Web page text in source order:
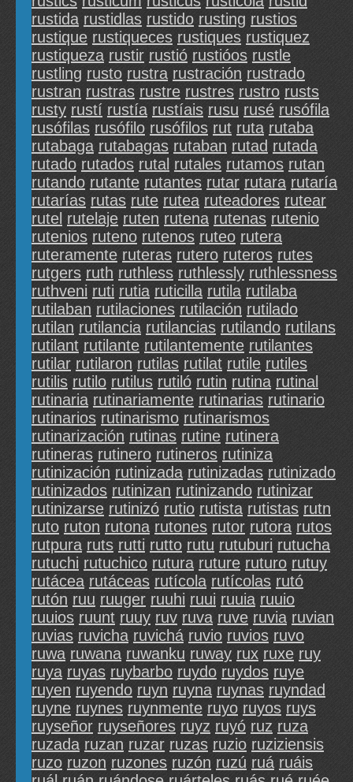
rustida rustidlas rustido rusting rustios
rustique rustiqueces rustiques rustiquez
rustiqueza rustir rustió rustióos rustle
rustling rusto rustra rustración rustrado
rustran rustras rustre rustres rustro rusts
rusty rustí rustía rustíais rusu rusé rusófila
rusófilas rusófilo rusófilos rut ruta rutaba
rutabaga rutabagas rutaban rutad rutada
rutado rutados rutal rutales rutamos rutan
rutando rutante rutantes rutar rutara rutaría
rutarías rutas rute rutea ruteadores rutear
rutel rutelaje ruten rutena rutenas rutenio
rutenios ruteno rutenos ruteo rutera
ruteramente ruteras rutero ruteros rutes
rutgers ruth ruthless ruthlessly ruthlessness
ruthveni ruti rutia ruticilla rutila rutilaba
rutilaban rutilaciones rutilación rutilado
rutilan rutilancia rutilancias rutilando rutilans
rutilant rutilante rutilantemente rutilantes
rutilar rutilaron rutilas rutilat rutile rutiles
rutilis rutilo rutilus rutiló rutin rutina rutinal
rutinaria rutinariamente rutinarias rutinario
rutinarios rutinarismo rutinarismos
rutinarización rutinas rutine rutinera
rutineras rutinero rutineros rutiniza
rutinización rutinizada rutinizadas rutinizado
rutinizados rutinizan rutinizando rutinizar
rutinizarse rutinizó rutio rutista rutistas rutn
ruto ruton rutona rutones rutor rutora rutos
rutpura ruts rutti rutto rutu rutuburi rutucha
rutuchi rutuchico rutura ruture ruturo rutuy
rutácea rutáceas rutícola rutícolas rutó
rutón ruu ruuger ruuhi ruui ruuia ruuio
ruuios ruunt ruuy ruv ruva ruve ruvia ruvian
ruvias ruvicha ruvichá ruvio ruvios ruvo
ruwa ruwana ruwanku ruway rux ruxe ruy
ruya ruyas ruybarbo ruydo ruydos ruye
ruyen ruyendo ruyn ruyna ruynas ruyndad
ruyne ruynes ruynmente ruyo ruyos ruys
ruyseñor ruyseñores ruyz ruyó ruz ruza
ruzada ruzan ruzar ruzas ruzio ruziziensis
ruzo ruzon ruzones ruzón ruzú ruá ruáis